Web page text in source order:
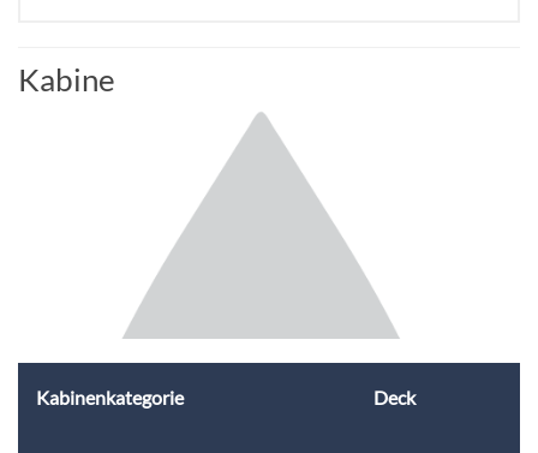
Kabine
Kabinenkategorie Deck